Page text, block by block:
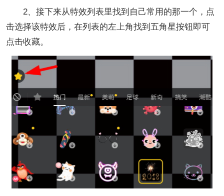
2、接下来从特效列表里找到自己常用的那一个，点
击选择该特效后，在列表的左上角找到五角星按钮即可
点击收藏。